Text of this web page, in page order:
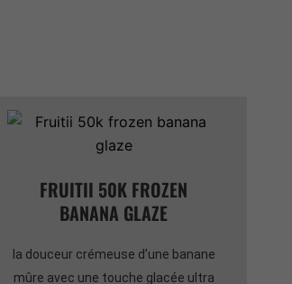
FRUITII 50K FROZEN
BANANA GLAZE
la douceur crémeuse d’une banane
mûre avec une touche glacée ultra